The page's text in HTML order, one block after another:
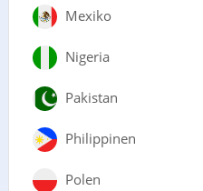
Mexiko
Nigeria
Pakistan
Philippinen
Polen